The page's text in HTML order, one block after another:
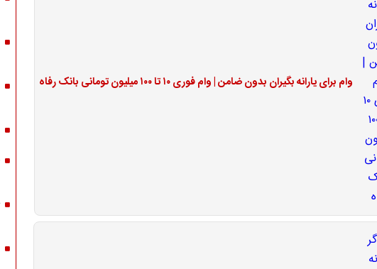
وام برای یارانه بگیران بدون ضامن | وام فوری ۱۰ تا ۱۰۰ میلیون تومانی بانک رفاه